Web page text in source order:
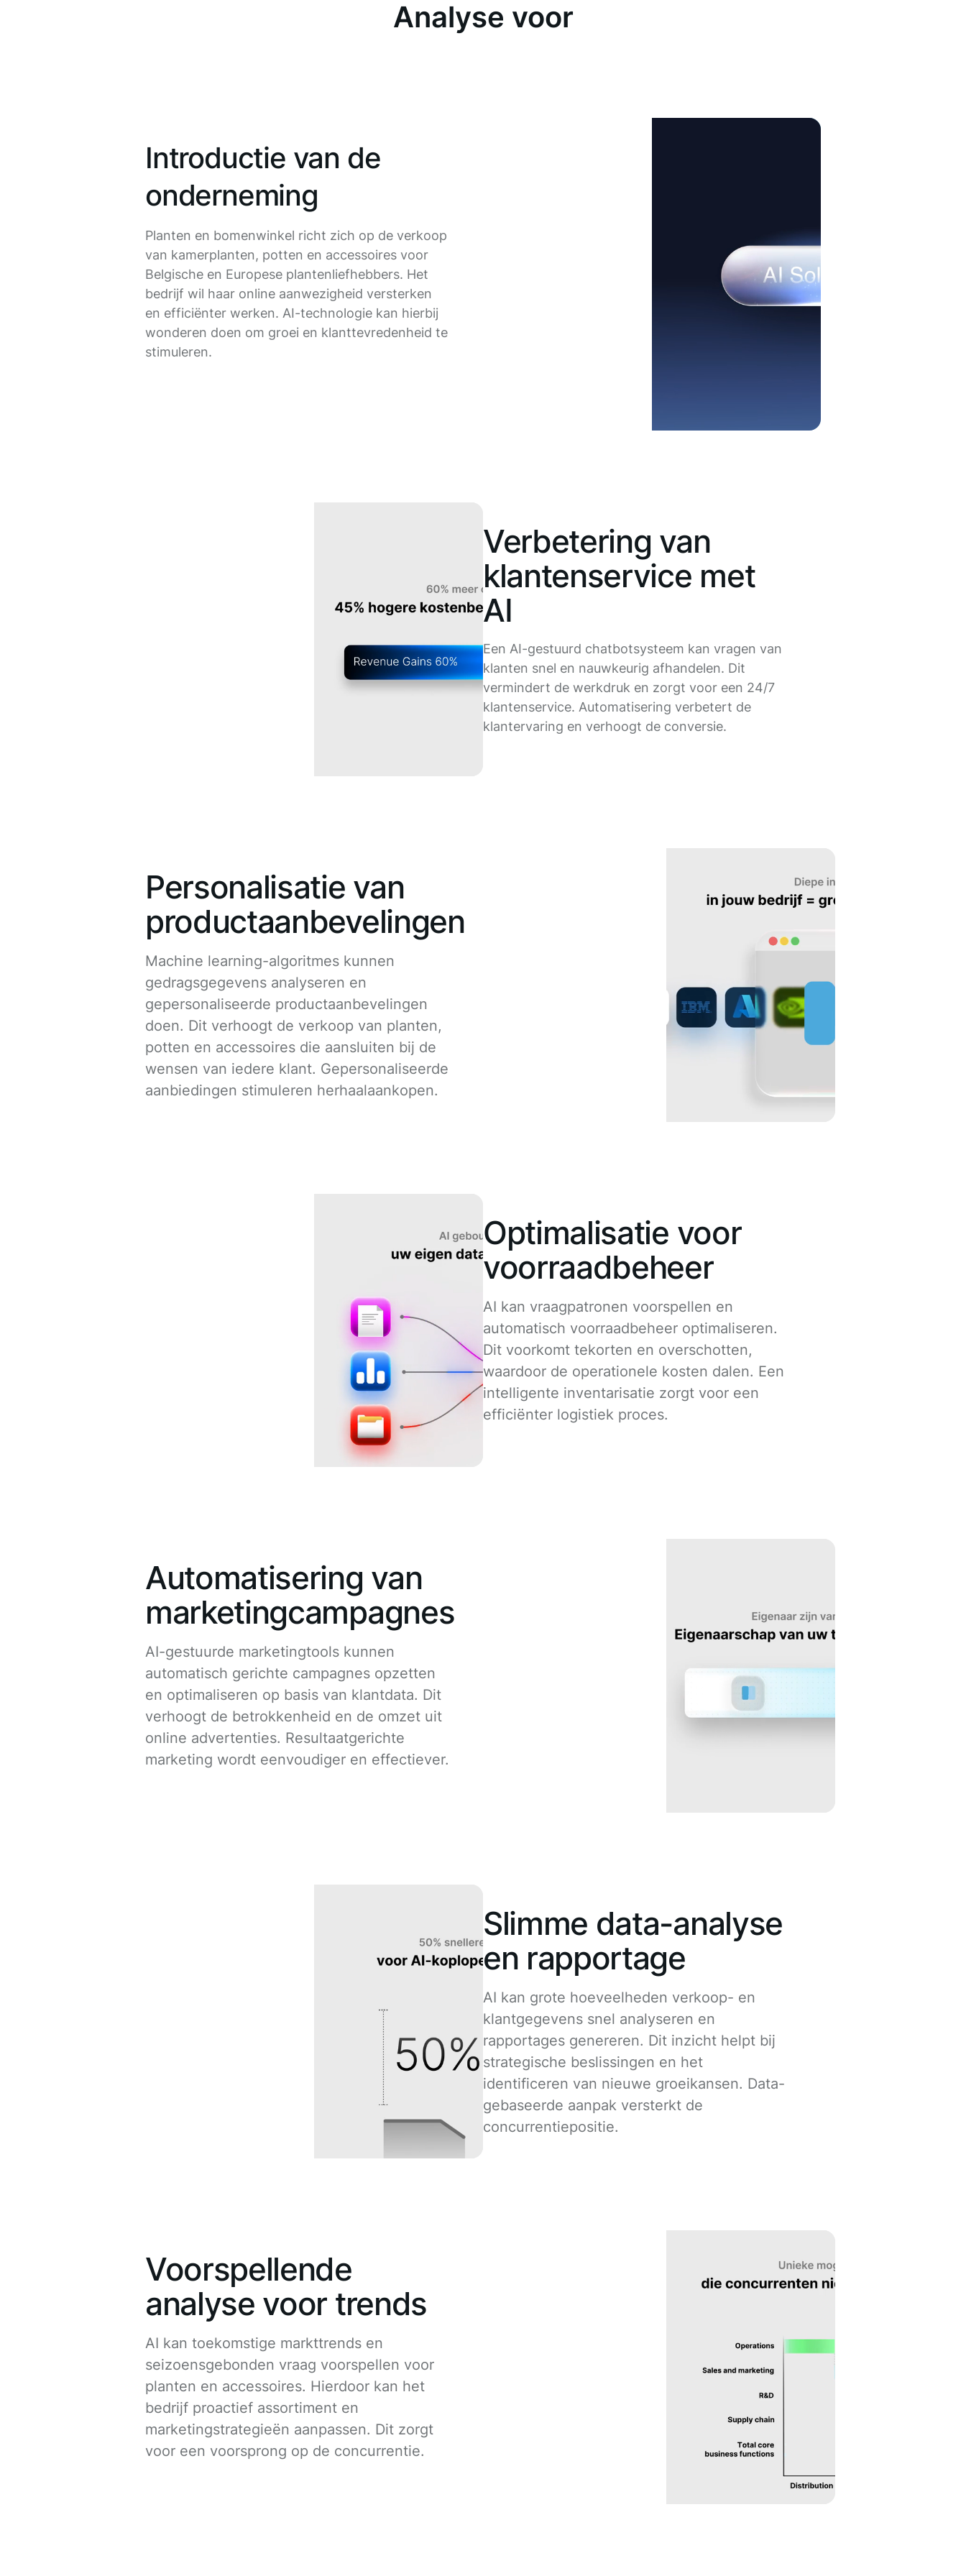
Analyse voor
Introductie van de
onderneming
Planten en bomenwinkel richt zich op de verkoop
van kamerplanten, potten en accessoires voor
Belgische en Europese plantenliefhebbers. Het
bedrijf wil haar online aanwezigheid versterken
en efficiënter werken. AI-technologie kan hierbij
wonderen doen om groei en klanttevredenheid te
stimuleren.
Verbetering van
klantenservice met
AI
Een AI-gestuurd chatbotsysteem kan vragen van
klanten snel en nauwkeurig afhandelen. Dit
vermindert de werkdruk en zorgt voor een 24/7
klantenservice. Automatisering verbetert de
klantervaring en verhoogt de conversie.
Personalisatie van
productaanbevelingen
Machine learning-algoritmes kunnen
gedragsgegevens analyseren en
gepersonaliseerde productaanbevelingen
doen. Dit verhoogt de verkoop van planten,
potten en accessoires die aansluiten bij de
wensen van iedere klant. Gepersonaliseerde
aanbiedingen stimuleren herhaalaankopen.
Optimalisatie voor
voorraadbeheer
AI kan vraagpatronen voorspellen en
automatisch voorraadbeheer optimaliseren.
Dit voorkomt tekorten en overschotten,
waardoor de operationele kosten dalen. Een
intelligente inventarisatie zorgt voor een
efficiënter logistiek proces.
Automatisering van
marketingcampagnes
AI-gestuurde marketingtools kunnen
automatisch gerichte campagnes opzetten
en optimaliseren op basis van klantdata. Dit
verhoogt de betrokkenheid en de omzet uit
online advertenties. Resultaatgerichte
marketing wordt eenvoudiger en effectiever.
Slimme data-analyse
en rapportage
AI kan grote hoeveelheden verkoop- en
klantgegevens snel analyseren en
rapportages genereren. Dit inzicht helpt bij
strategische beslissingen en het
identificeren van nieuwe groeikansen. Data-
gebaseerde aanpak versterkt de
concurrentiepositie.
Voorspellende
analyse voor trends
AI kan toekomstige markttrends en
seizoensgebonden vraag voorspellen voor
planten en accessoires. Hierdoor kan het
bedrijf proactief assortiment en
marketingstrategieën aanpassen. Dit zorgt
voor een voorsprong op de concurrentie.